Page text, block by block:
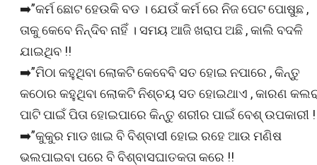
➡️”କର୍ମ ଛୋଟ ହେଉକି ବଡ । ଯେଉଁ କର୍ମ ରେ ନିଜ ପେଟ ପୋଷୁଛ ,
ତାକୁ କେବେ ନିନ୍ଦିବ ନାହିଁ । ସମୟ ଆଜି ଖରାପ ଅଛି , କାଲି ବଦଳି
ଯାଇଥିବ !!
➡️”ମିଠା କହୁଥିବା ଲୋକଟି କେବେବି ସତ ହୋଇ ନପାରେ , କିନ୍ତୁ
କଠୋର କହୁଥିବା ଲୋକଟି ନିଶ୍ଚୟ ସତ ହୋଇଥାଏ , କାରଣ
ପାଟି ପାଇଁ ପିତା ହୋଇପାରେ କିନ୍ତୁ ଶରୀର ପାଇଁ ବେଶ୍ ଉପକାରୀ
➡️”କୁକୁର ମାଡ ଖାଇ ବି ବିଶ୍ବାସୀ ହୋଇ ରହେ ଆଉ ମଣିଷ
ଭଲପାଇବା ପରେ ବି ବିଶ୍ବାସଘାତକତା କରେ !!